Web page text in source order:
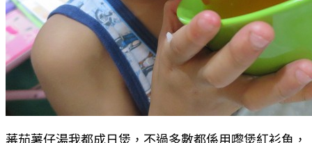
蕃茄薯仔湯我都成日煲，不過多數都係用嚟煲紅衫魚，